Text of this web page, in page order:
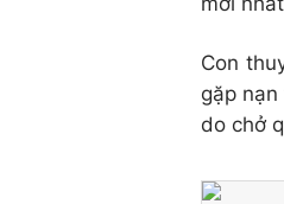
Con
gặp
do chở